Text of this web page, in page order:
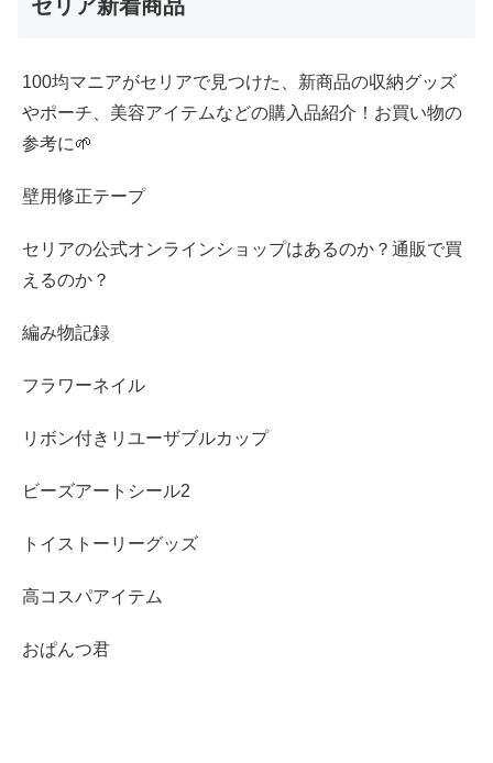
セリア新着商品
100均マニアがセリアで見つけた、新商品の収納グッズ
やポーチ、美容アイテムなどの購入品紹介！お買い物の
参考に🌱
壁用修正テープ
セリアの公式オンラインショップはあるのか？通販で買
えるのか？
編み物記録
フラワーネイル
リボン付きリユーザブルカップ
ビーズアートシール2
トイストーリーグッズ
高コスパアイテム
おぱんつ君